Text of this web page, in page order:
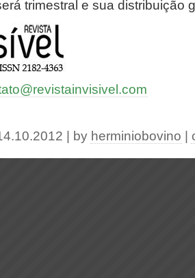
trimestral e sua distribuição
| by herminiobovino